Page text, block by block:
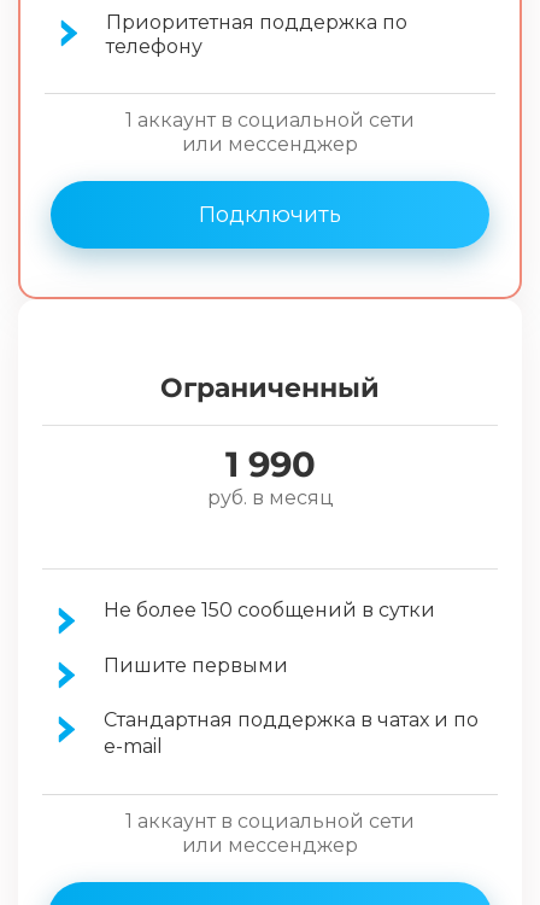
Приоритетная поддержка по
телефону
1 аккаунт в социальной сети
или мессенджер
Подключить
Ограниченный
1 990
руб. в месяц
Не более 150 сообщений в сутки
Пишите первыми
Стандартная поддержка в чатах и по
e-mail
1 аккаунт в социальной сети
или мессенджер